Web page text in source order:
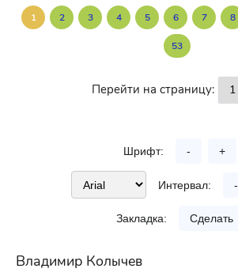
1 2 3 4 5 6 7 8
53
Перейти на страницу:
Шрифт: - +
Интервал: -
Закладка: Сделать
Владимир Колычев